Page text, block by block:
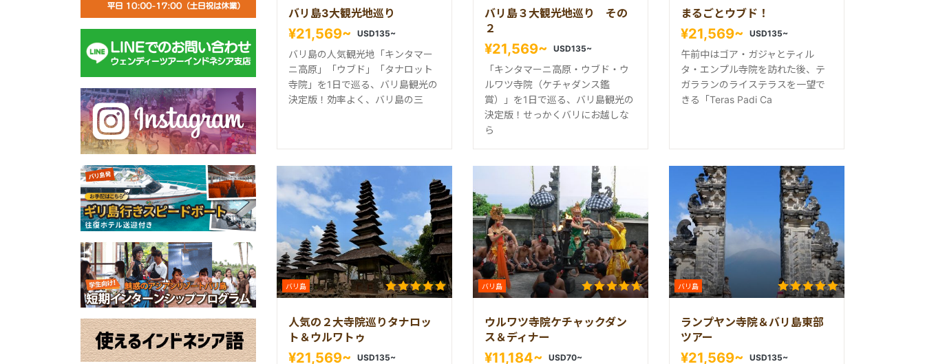
バリ島3大観光地巡り
¥21,569~ USD135~
バリ島の人気観光地「キンタマー
ニ高原」「ウブド」「タナロット
寺院」を1日で巡る、バリ島観光の
決定版！効率よく、バリ島の三
バリ島３大観光地巡り その
２
¥21,569~ USD135~
「キンタマーニ高原・ウブド・ウ
ルワツ寺院（ケチャダンス鑑
賞）」を1日で巡る、バリ島観光の
決定版！せっかくバリにお越しな
ら
まるごとウブド！
¥21,569~ USD135~
午前中はゴア・ガジャとティル
タ・エンプル寺院を訪れた後、テ
ガラランのライステラスを一望で
きる「Teras Padi Ca
バリ島
人気の２大寺院巡りタナロッ
ト＆ウルワトゥ
¥21,569~ USD135~
バリ島
ウルワツ寺院ケチャックダン
ス＆ディナー
¥11,184~ USD70~
バリ島
ランプヤン寺院＆バリ島東部
ツアー
¥21,569~ USD135~